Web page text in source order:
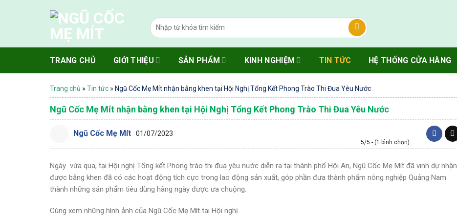
Tìm
kiếm:
TRANG CHỦ GIỚI THIỆU SẢN PHẨM KINH NGHIỆM TIN TỨC HỆ THỐNG CỬA HÀNG
Trang chủ » Tin tức » Ngũ Cốc Mẹ Mít nhận bằng khen tại Hội Nghị Tổng Kết Phong Trào Thi Đua Yêu Nước
Ngũ Cốc Mẹ Mít nhận bằng khen tại Hội Nghị Tổng Kết Phong Trào Thi Đua Yêu Nước
Ngũ Cốc Mẹ Mít 01/07/2023
5/5 - (1 bình chọn)
Ngày vừa qua, tại Hội nghị Tổng kết Phong trào thi đua yêu nước diễn ra tại thành phố Hội An, Ngũ Cốc Mẹ Mít đã vinh dự nhận
được bằng khen đã có các hoạt động tích cực trong lao động sản xuất, góp phần đưa thành phẩm nông nghiệp Quảng Nam
thành những sản phẩm tiêu dùng hàng ngày được ưa chuộng.
Cùng xem những hình ảnh của Ngũ Cốc Mẹ Mít tại Hội nghị.